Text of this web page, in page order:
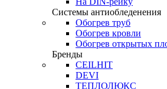
Системы антиобледенения
Обогрев труб
Обогрев кровли
Обогрев открытых
Бренды
CEILHIT
DEVI
ТЕПЛОЛЮКС